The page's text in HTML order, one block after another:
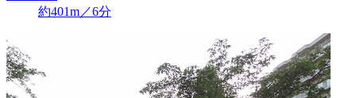
約401m／6分